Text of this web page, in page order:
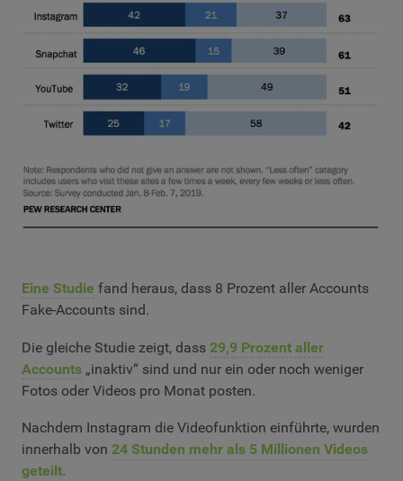
Eine Studie fand heraus, dass 8 Prozent aller Accounts
Fake-Accounts sind.
Die gleiche Studie zeigt, dass 29,9 Prozent aller
Accounts „inaktiv“ sind und nur ein oder noch weniger
Fotos oder Videos pro Monat posten.
Nachdem Instagram die Videofunktion einführte, wurden
innerhalb von 24 Stunden mehr als 5 Millionen Videos
geteilt.